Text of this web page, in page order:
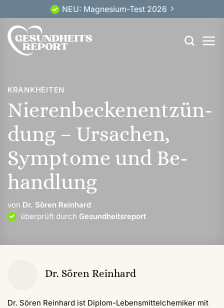
Inhalt
springen
NEU: Magnesium-Test 2026
KRANKHEITEN
Nieren­becken­entzün­
dung – Ursachen,
Symp­tome und Be­
hand­lung
von Dr. Sören Reinhard
überprüft durch Gesundheitsreport
Dr. Sören Reinhard
Dr. Sören Reinhard ist Diplom-Lebensmittel­chemiker mit